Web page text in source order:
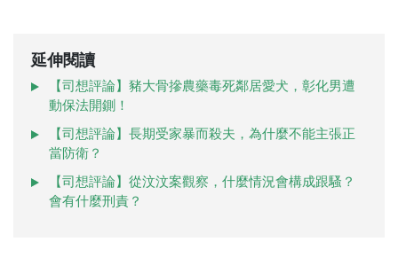
延伸閱讀
【司想評論】豬大骨摻農藥毒死鄰居愛犬，彰化男遭
動保法開鍘！
【司想評論】長期受家暴而殺夫，為什麼不能主張正
當防衛？
【司想評論】從汶汶案觀察，什麼情況會構成跟騷？
會有什麼刑責？